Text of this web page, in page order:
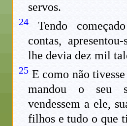
servos.
24 Tendo
contas,
lhe devia dez mil
25 E como não
mandou o seu
vendessem a ele,
filhos e tudo o que